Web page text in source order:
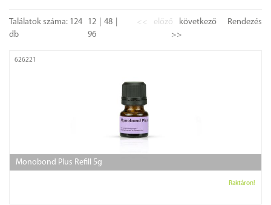
Találatok száma: 124
db
12
48
96
<< előző
következő
>>
Rendezés
626221
Monobond Plus Refill 5g
Raktáron!